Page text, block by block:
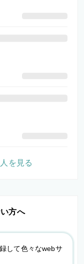
方へ
して色々なwebサ
を見る